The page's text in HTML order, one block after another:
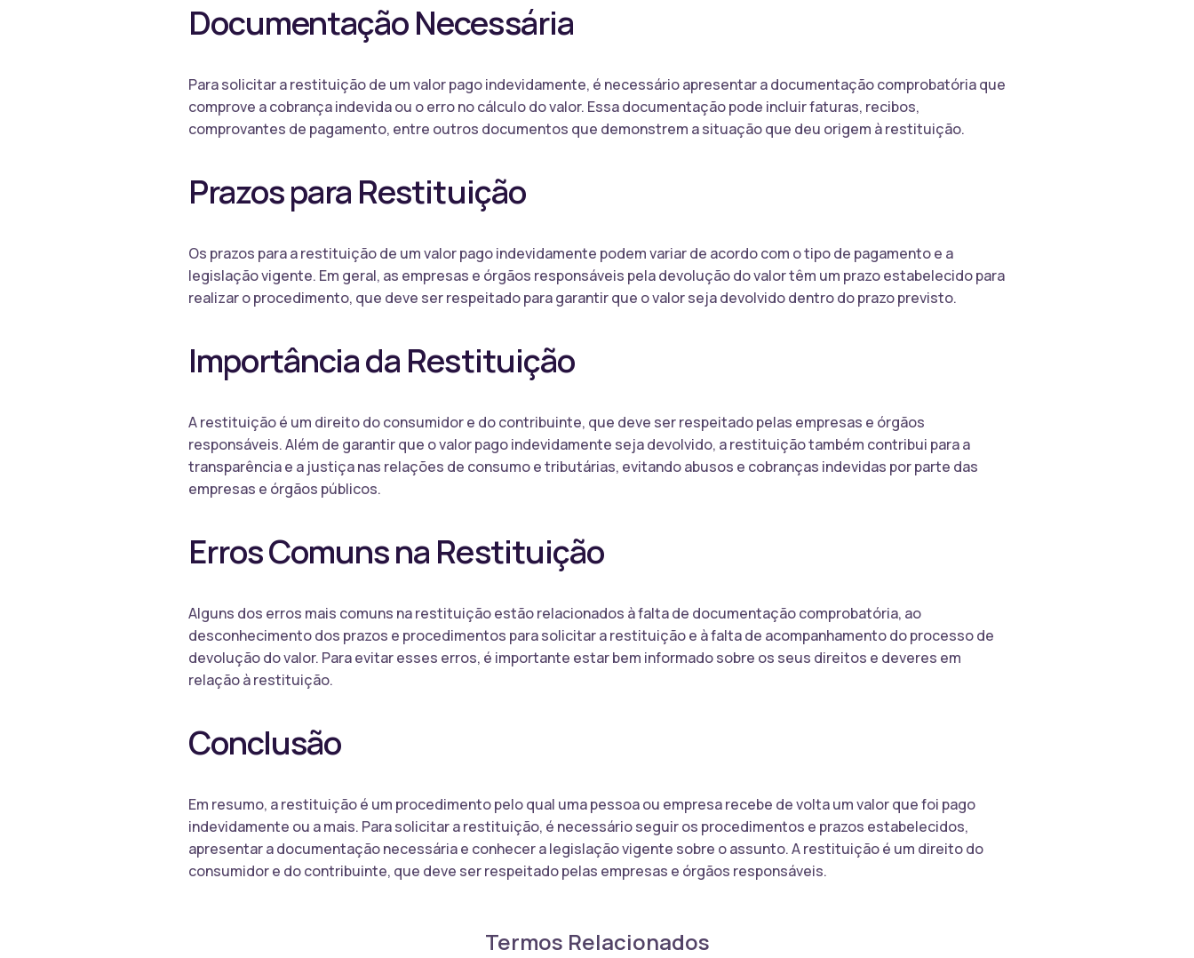
Documentação Necessária
Para solicitar a restituição de um valor pago indevidamente, é necessário apresentar a documentação comprobatória que
comprove a cobrança indevida ou o erro no cálculo do valor. Essa documentação pode incluir faturas, recibos,
comprovantes de pagamento, entre outros documentos que demonstrem a situação que deu origem à restituição.
Prazos para Restituição
Os prazos para a restituição de um valor pago indevidamente podem variar de acordo com o tipo de pagamento e a
legislação vigente. Em geral, as empresas e órgãos responsáveis pela devolução do valor têm um prazo estabelecido para
realizar o procedimento, que deve ser respeitado para garantir que o valor seja devolvido dentro do prazo previsto.
Importância da Restituição
A restituição é um direito do consumidor e do contribuinte, que deve ser respeitado pelas empresas e órgãos
responsáveis. Além de garantir que o valor pago indevidamente seja devolvido, a restituição também contribui para a
transparência e a justiça nas relações de consumo e tributárias, evitando abusos e cobranças indevidas por parte das
empresas e órgãos públicos.
Erros Comuns na Restituição
Alguns dos erros mais comuns na restituição estão relacionados à falta de documentação comprobatória, ao
desconhecimento dos prazos e procedimentos para solicitar a restituição e à falta de acompanhamento do processo de
devolução do valor. Para evitar esses erros, é importante estar bem informado sobre os seus direitos e deveres em
relação à restituição.
Conclusão
Em resumo, a restituição é um procedimento pelo qual uma pessoa ou empresa recebe de volta um valor que foi pago
indevidamente ou a mais. Para solicitar a restituição, é necessário seguir os procedimentos e prazos estabelecidos,
apresentar a documentação necessária e conhecer a legislação vigente sobre o assunto. A restituição é um direito do
consumidor e do contribuinte, que deve ser respeitado pelas empresas e órgãos responsáveis.
Termos Relacionados